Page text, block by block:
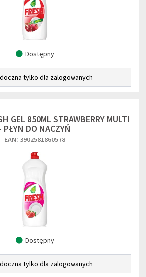
Dostępny
tylko dla zalogowanych
GEL 850ML STRAWBERRY MULTI
- PŁYN DO NACZYŃ
EAN: 3902581860578
Dostępny
tylko dla zalogowanych